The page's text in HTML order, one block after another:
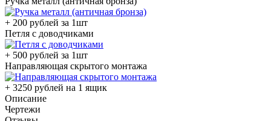
+ 200 рублей за 1шт
Петля с доводчиками
+ 500 рублей за 1шт
Направляющая скрытого монтажа
+ 3250 рублей на 1 ящик
Описание
Чертежи